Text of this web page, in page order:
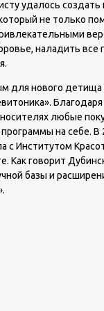
удалось создать
не только
наладить все
для нового детища
любые
на себе.
с Институтом
Как говорит
базы и